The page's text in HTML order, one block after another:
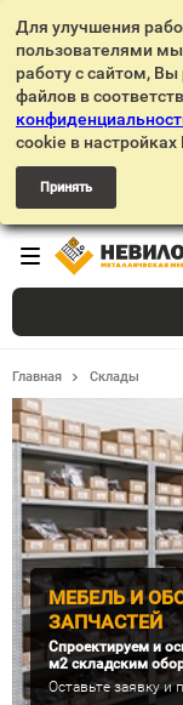
Для улучшения
пользователями
работу с сайтом,
файлов в
cookie в
Принять
Главная Склады
МЕБЕЛЬ И
ЗАПЧАСТЕЙ
Спроектируем и
м2 складским
Оставьте заявку и